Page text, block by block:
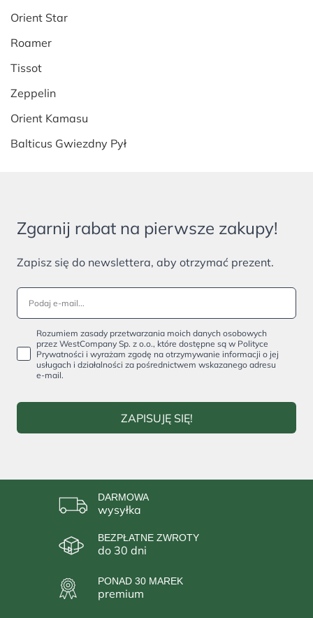
Orient Star
Roamer
Tissot
Zeppelin
Orient Kamasu
Balticus Gwiezdny Pył
Zgarnij rabat na pierwsze zakupy!
Zapisz się do newslettera, aby otrzymać prezent.
Rozumiem zasady przetwarzania moich danych osobowych
przez WestCompany Sp. z o.o., które dostępne są w Polityce
Prywatności i wyrażam zgodę na otrzymywanie informacji o jej
usługach i działalności za pośrednictwem wskazanego adresu
e-mail.
ZAPISUJĘ SIĘ!
DARMOWA
wysyłka
BEZPŁATNE ZWROTY
do 30 dni
PONAD 30 MAREK
premium